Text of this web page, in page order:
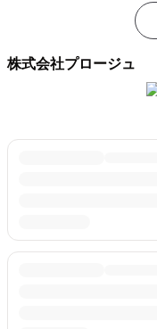
株式会社プロージュ